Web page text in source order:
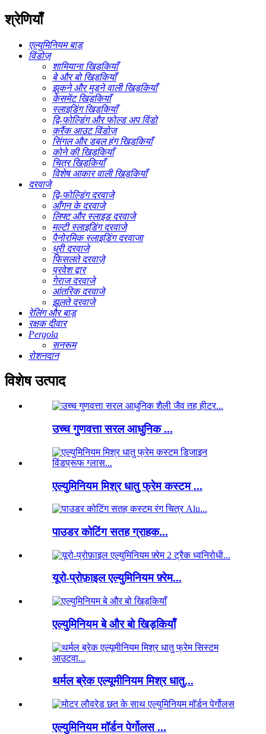
श्रेणियाँ
एल्युमिनियम बाड़
विंडोज़
शामियाना खिड़कियाँ
बे और बो खिड़कियाँ
झुकने और मुड़ने वाली खिड़कियाँ
केसमेंट खिड़कियाँ
स्लाइडिंग खिड़कियाँ
द्वि-फोल्डिंग और फोल्ड अप विंडो
क्रैंक आउट विंडोज़
सिंगल और डबल हंग खिड़कियाँ
कोने की खिड़कियाँ
चित्र खिड़कियाँ
विशेष आकार वाली खिड़कियाँ
दरवाजे
द्वि-फोल्डिंग दरवाजे
आँगन के दरवाजे
लिफ्ट और स्लाइड दरवाजे
मल्टी स्लाइडिंग दरवाजे
पैनोरमिक स्लाइडिंग दरवाजा
धुरी दरवाजे
फिसलते दरवाज़े
प्रवेश द्वार
गेराज दरवाजे
आंतरिक दरवाजे
झूलते दरवाजे
रेलिंग और बाड़
रक्षक दीवार
Pergola
सनरूम
रोशनदान
विशेष उत्पाद
उच्च गुणवत्ता सरल आधुनिक ...
एल्युमिनियम मिश्र धातु फ्रेम कस्टम ...
पाउडर कोटिंग सतह ग्राहक...
यूरो-प्रोफ़ाइल एल्युमिनियम फ़्रेम...
एल्युमिनियम बे और बो खिड़कियाँ
थर्मल ब्रेक एल्यूमीनियम मिश्र धातु...
एल्युमिनियम मॉर्डन पेर्गोलस ...